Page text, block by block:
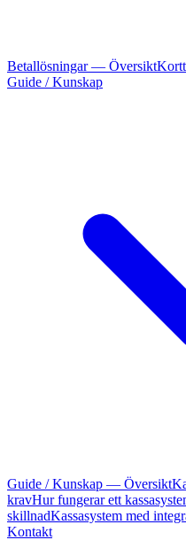
Betallösningar — Översikt
Guide / Kunskap
Guide / Kunskap — Översikt
kravHur fungerar ett
skillnadKassasystem med
Kontakt